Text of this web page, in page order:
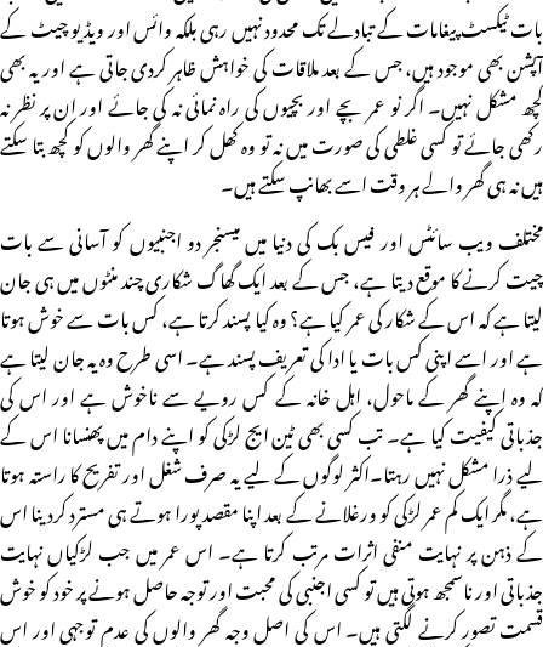
بات ٹیکسٹ پیغامات کے تبادلے تک محدود نہیں رہی بلکہ وائس اور ویڈیو چیٹ کے
آپشن بھی موجود ہیں، جس کے بعد ملاقات کی خواہش ظاہر کردی جاتی ہے اور یہ بھی
کچھ مشکل نہیں۔ اگر نو عمر بچے اور بچیوں کی راہ نمائی نہ کی جائے اور ان پر نظر نہ
رکھی جائے تو کسی غلطی کی صورت میں نہ تو وہ کھل کر اپنے گھر والوں کو کچھ بتا سکتے
ہیں نہ ہی گھر والے ہر وقت اسے بھانپ سکتے ہیں۔
مختلف ویب سائٹس اور فیس بک کی دنیا میں میسنجر دو اجنبیوں کو آسانی سے بات
چیت کرنے کا موقع دیتا ہے، جس کے بعد ایک گھاگ شکاری چند منٹوں میں ہی جان
لیتا ہے کہ اس کے شکار کی عمر کیا ہے؟ وہ کیا پسند کرتا ہے، کس بات سے خوش ہوتا
ہے اور اسے اپنی کس بات یا ادا کی تعریف پسند ہے۔ اسی طرح وہ یہ جان لیتا ہے
کہ وہ اپنے گھر کے ماحول، اہل خانہ کے کس رویے سے ناخوش ہے اور اس کی
جذباتی کیفیت کیا ہے۔ تب کسی بھی ٹین ایج لڑکی کو اپنے دام میں پھنسانا اس کے
لیے ذرا مشکل نہیں رہتا۔اکثر لوگوں کے لیے یہ صرف شغل اور تفریح کا راستہ ہوتا
ہے، مگر ایک کم عمر لڑکی کو ورغلانے کے بعد اپنا مقصد پورا ہوتے ہی مسترد کردینا اس
کے ذہن پر نہایت منفی اثرات مرتب کرتا ہے۔ اس عمر میں جب لڑکیاں نہایت
جذباتی اور ناسمجھ ہوتی ہیں تو کسی اجنبی کی محبت اور توجہ حاصل ہونے پر خود کو خوش
قسمت تصور کرنے لگتی ہیں۔ اس کی اصل وجہ گھر والوں کی عدم توجہی اور اس